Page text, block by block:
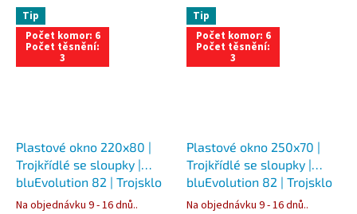
Tip
Počet komor: 6
Počet těsnění:
3
Plastové okno 220x80 |
Trojkřídlé se sloupky |
bluEvolution 82 | Trojsklo
Na objednávku 9 - 16 dnů..
Tip
Počet komor: 6
Počet těsnění:
3
Plastové okno 250x70 |
Trojkřídlé se sloupky |
bluEvolution 82 | Trojsklo
Na objednávku 9 - 16 dnů..